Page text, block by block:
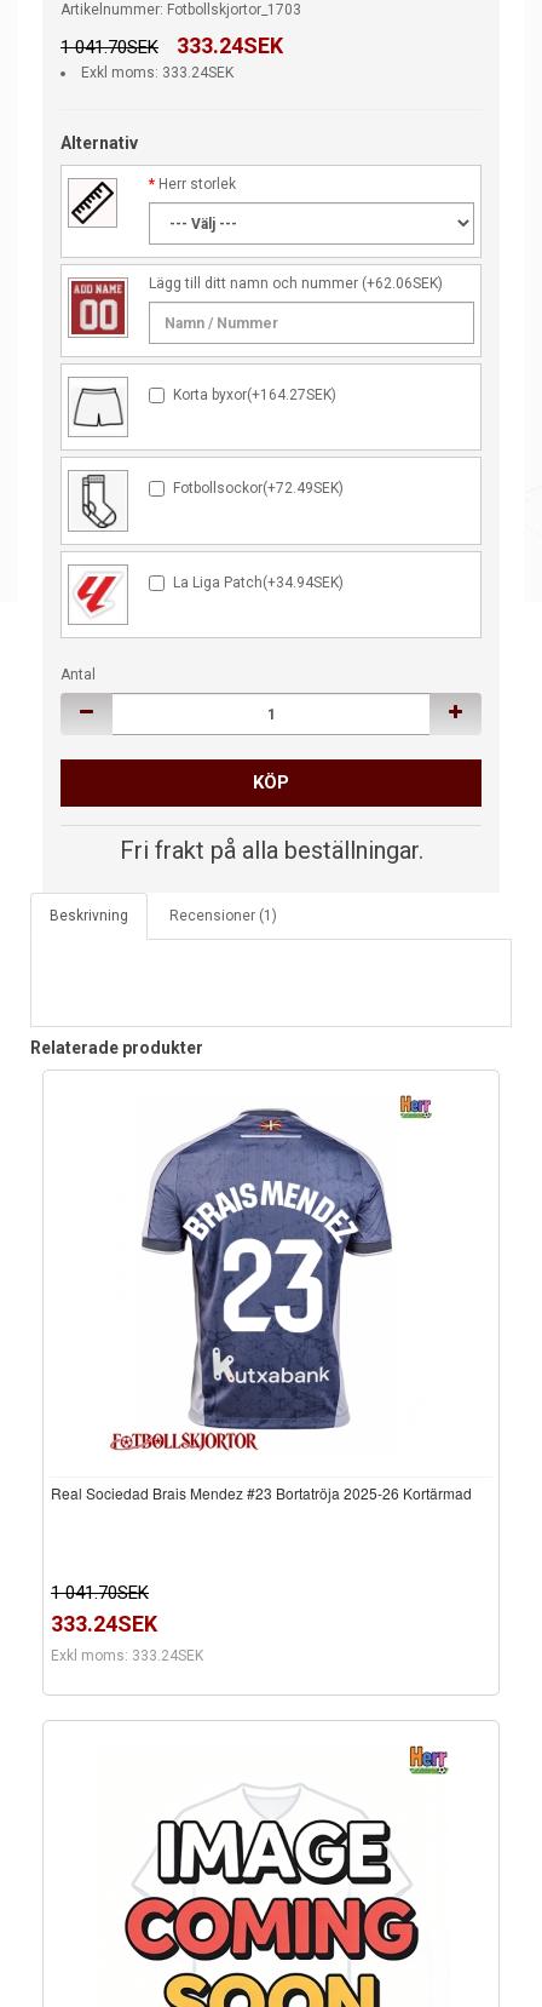
Artikelnummer: Fotbollskjortor_1703
1 041.70SEK 333.24SEK
Exkl moms: 333.24SEK
Alternativ
Herr storlek
Lägg till ditt namn och nummer (+62.06SEK)
Korta byxor(+164.27SEK)
Fotbollsockor(+72.49SEK)
La Liga Patch(+34.94SEK)
Antal
KÖP
Fri frakt på alla beställningar.
Beskrivning Recensioner (1)
Relaterade produkter
Real Sociedad Brais Mendez #23 Bortatröja 2025-26 Kortärmad
1 041.70SEK
333.24SEK
Exkl moms: 333.24SEK